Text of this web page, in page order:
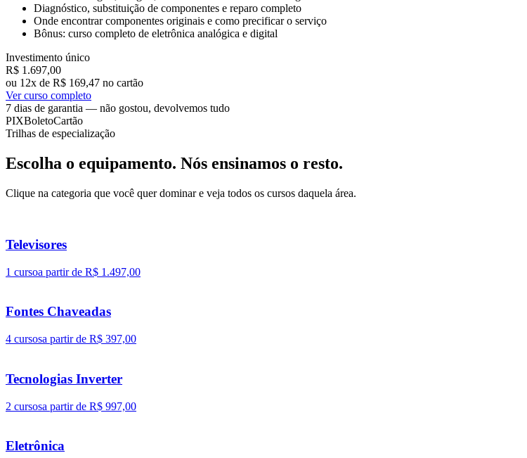
Diagnóstico, substituição de componentes e reparo completo
Onde encontrar componentes originais e como precificar o serviço
Bônus: curso completo de eletrônica analógica e digital
Investimento único
R$ 1.697,00
ou 12x de R$ 169,47 no cartão
Ver curso completo
7 dias de garantia — não gostou, devolvemos tudo
PIXBoletoCartão
Trilhas de especialização
Escolha o equipamento. Nós ensinamos o resto.
Clique na categoria que você quer dominar e veja todos os cursos daquela área.
Televisores
1 cursoa partir de R$ 1.497,00
Fontes Chaveadas
4 cursosa partir de R$ 397,00
Tecnologias Inverter
2 cursosa partir de R$ 997,00
Eletrônica